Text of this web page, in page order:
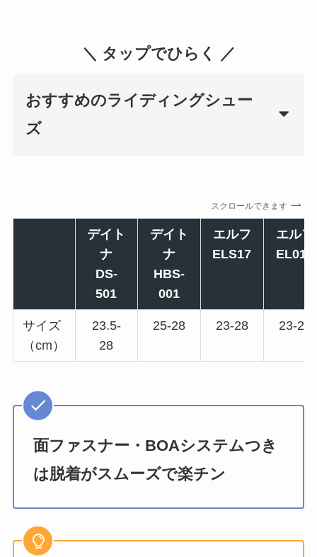
＼ タップでひらく ／
おすすめのライディングシュー
ズ
スクロールできます
デイト
ナ
DS-
501
デイト
ナ
HBS-
001
エルフ
ELS17
エルフ
EL013
サイズ
（cm）
23.5-
28
25-28 23-28 23-28
面ファスナー・BOAシステムつき
は脱着がスムーズで楽チン